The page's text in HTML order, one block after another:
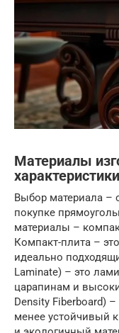
Материалы
характеристики
Выбор материала –
покупке
материалы –
Компакт-плита –
идеально
Laminate) – это
царапинам и
Density Fiberboard)
менее устойчивый